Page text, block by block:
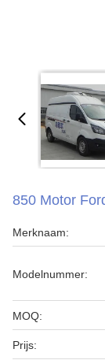
850 Motor
Merknaam:
Modelnummer:
MOQ:
Prijs: